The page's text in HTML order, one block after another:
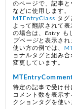
のページで、記事
などに使用します。
MTEntryClass タグ
よって翻訳されて
の場合は、Entry も
ブページと表示され
使い方の例では、
ョナルタグと組み
変更しています。
特定の記事で受け
コメント数を表示す
クションタグを使い